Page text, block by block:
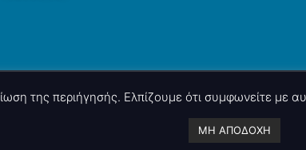
nettings, ltd . Powered by
της περιήγησής. Ελπίζουμε ότι συμφωνείτε με
ΜΗ ΑΠΟΔΟΧΗ